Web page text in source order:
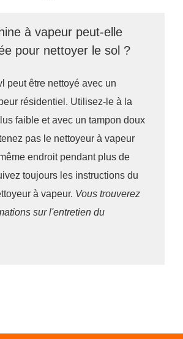
à vapeur peut-elle
pour nettoyer le sol ?
peut être nettoyé avec un
résidentiel. Utilisez-le à la
faible et avec un tampon doux
pas le nettoyeur à vapeur
endroit pendant plus de
toujours les instructions du
à vapeur. Vous trouverez
sur l'entretien du